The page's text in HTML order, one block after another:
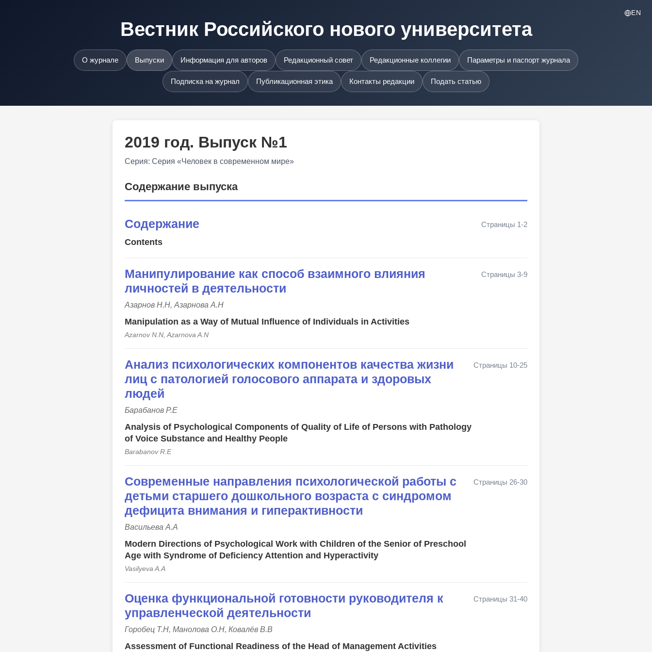
EN
Вестник Российского нового университета
О журнале Выпуски Информация для авторов Редакционный совет Редакционные коллегии Параметры и паспорт журнала
Подписка на журнал Публикационная этика Контакты редакции Подать статью
2019 год. Выпуск №1
Серия: Серия «Человек в современном мире»
Содержание выпуска
Содержание
Contents
Страницы 1-2
Манипулирование как способ взаимного влияния
личностей в деятельности
Азарнов Н.Н, Азарнова А.Н
Manipulation as a Way of Mutual Influence of Individuals in Activities
Azarnov N.N, Azarnova A.N
Страницы 3-9
Анализ психологических компонентов качества жизни
лиц с патологией голосового аппарата и здоровых
людей
Барабанов Р.Е
Analysis of Psychological Components of Quality of Life of Persons with Pathology
of Voice Substance and Healthy People
Barabanov R.E
Страницы 10-25
Современные направления психологической работы с
детьми старшего дошкольного возраста с синдромом
дефицита внимания и гиперактивности
Васильева А.А
Modern Directions of Psychological Work with Children of the Senior of Preschool
Age with Syndrome of Deficiency Attention and Hyperactivity
Vasilyeva A.A
Страницы 26-30
Оценка функциональной готовности руководителя к
управленческой деятельности
Горобец Т.Н, Манолова О.Н, Ковалёв В.В
Assessment of Functional Readiness of the Head of Management Activities
Страницы 31-40